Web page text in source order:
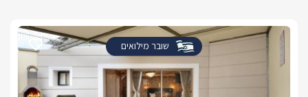
שובר מילואים